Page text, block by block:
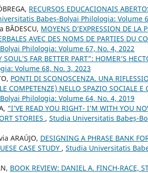
RECURSOS EDUCACIONAIS
Babeș-Bolyai Philologia: Volume
BĂDESCU, MOYENS D’EXPRESSION DE LA
AVEC DES NOMS DE PARTIES DU
Philologia: Volume 67, No. 4, 2022
SOUL’S FAR BETTER PART”: HOMER’S
Volume 68, No. 3, 2023
PONTI DI SCONOSCENZA. UNA
COMPETENZE) NELLO SPAZIO SOCIALE
Philologia: Volume 64, No. 4, 2019
“I’VE READ YOU RIGHT- I’M WITH YOU
STORIES , Studia Universitatis Babeș-
ARAÚJO, DESIGNING A PHRASE BANK
CASE STUDY , Studia Universitatis
BOOK REVIEW: DANIEL A. FINCH-RACE,